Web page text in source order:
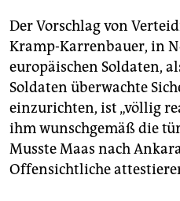
Der Vorschlag von
Kramp-Karrenbauer, in
europäischen Soldaten,
Soldaten überwachte
einzurichten, ist „völlig
ihm wunschgemäß die
Musste Maas nach
Offensichtliche